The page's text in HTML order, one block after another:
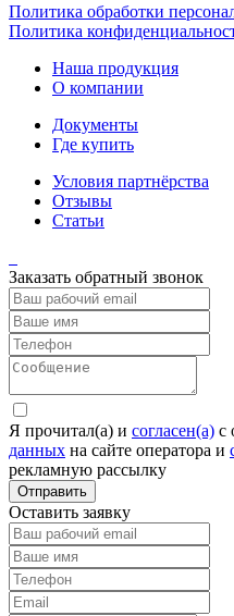
Политика обработки
Политика
Наша продукция
О компании
Документы
Где купить
Условия партнёрства
Отзывы
Статьи
Заказать обратный звонок
Я прочитал(а) и согласен(а) c
данных на сайте оператора и
рекламную рассылку
Отправить
Оставить заявку